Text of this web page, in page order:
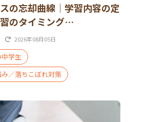
の忘却曲線｜学習内容の定
のタイミング…
2026年08月05日
学生
／落ちこぼれ対策